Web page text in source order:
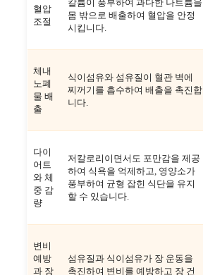
혈압
조절
칼륨이 풍부하여 과다한 나트륨을
몸 밖으로 배출하여 혈압을 안정
시킵니다.
체내
노폐
물 배
출
식이섬유와 섬유질이 혈관 벽에
찌꺼기를 흡수하여 배출을 촉진합
니다.
다이
어트
와 체
중 감
량
저칼로리이면서도 포만감을 제공
하여 식욕을 억제하고, 영양소가
풍부하여 균형 잡힌 식단을 유지
할 수 있습니다.
변비
예방
과 장
섬유질과 식이섬유가 장 운동을
촉진하여 변비를 예방하고 장 건